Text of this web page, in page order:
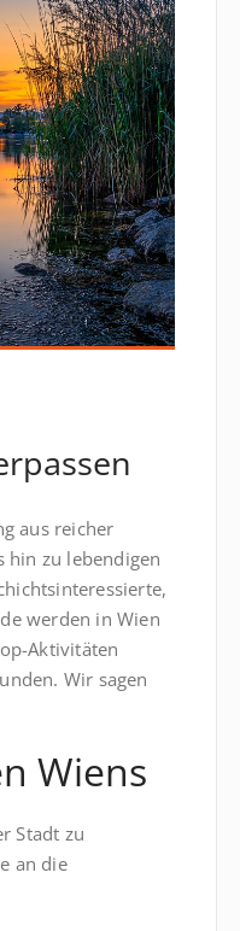
aus reicher
hin zu lebendigen
werden in Wien
Aktivitäten
Wir sagen
Wiens
Stadt zu
an die